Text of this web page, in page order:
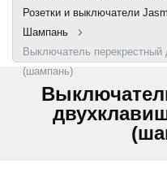
Розетки и выключатели
Шампань
Выключатель
(шампань)